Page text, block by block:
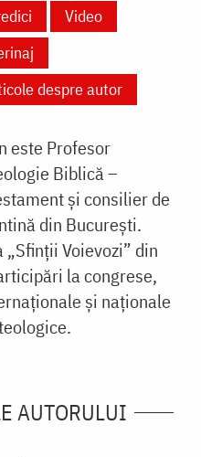
Video
despre autor
este Profesor
Biblică –
şi consilier de
din București.
Voievozi” din
la congrese,
și naţionale
AUTORULUI